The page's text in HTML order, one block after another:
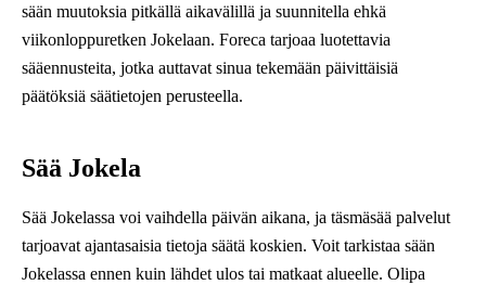
sään muutoksia pitkällä aikavälillä ja suunnitella ehkä
viikonloppuretken Jokelaan. Foreca tarjoaa luotettavia
sääennusteita, jotka auttavat sinua tekemään päivittäisiä
päätöksiä säätietojen perusteella.
Sää Jokela
Sää Jokelassa voi vaihdella päivän aikana, ja täsmäsää palvelut
tarjoavat ajantasaisia tietoja säätä koskien. Voit tarkistaa sään
Jokelassa ennen kuin lähdet ulos tai matkaat alueelle. Olipa